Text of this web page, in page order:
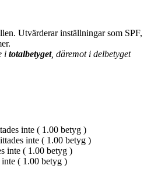
Utvärderar inställningar som SPF,
i totalbetyget, däremot i delbetyget
inte ( 1.00 betyg )
inte ( 1.00 betyg )
inte ( 1.00 betyg )
( 1.00 betyg )